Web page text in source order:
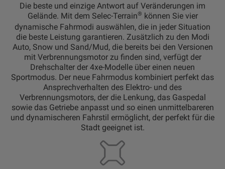
​Die beste und einzige Antwort auf Veränderungen im
Gelände. Mit dem Selec-Terrain® können Sie vier
dynamische Fahrmodi auswählen, die in jeder Situation
die beste Leistung garantieren. Zusätzlich zu den Modi
Auto, Snow und Sand/Mud, die bereits bei den Versionen
mit Verbrennungsmotor zu finden sind, verfügt der
Drehschalter der 4xe-Modelle über einen neuen
Sportmodus. Der neue Fahrmodus kombiniert perfekt das
Ansprechverhalten des Elektro- und des
Verbrennungsmotors, der die Lenkung, das Gaspedal
sowie das Getriebe anpasst und so einen unmittelbareren
und dynamischeren Fahrstil ermöglicht, der perfekt für die
Stadt geeignet ist.